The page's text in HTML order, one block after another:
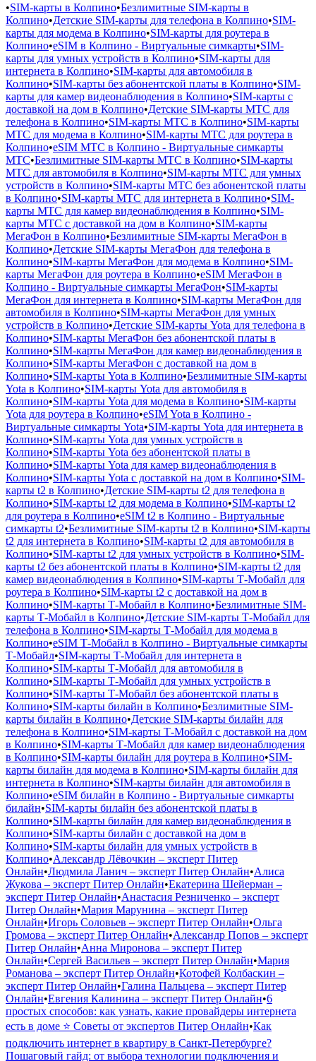
•SIM-карты в Колпино•Безлимитные SIM-карты в
Колпино•Детские SIM-карты для телефона в Колпино•SIM-
карты для модема в Колпино•SIM-карты для роутера в
Колпино•eSIM в Колпино - Виртуальные симкарты•SIM-
карты для умных устройств в Колпино•SIM-карты для
интернета в Колпино•SIM-карты для автомобиля в
Колпино•SIM-карты без абонентской платы в Колпино•SIM-
карты для камер видеонаблюдения в Колпино•SIM-карты с
доставкой на дом в Колпино•Детские SIM-карты МТС для
телефона в Колпино•SIM-карты МТС в Колпино•SIM-карты
МТС для модема в Колпино•SIM-карты МТС для роутера в
Колпино•eSIM МТС в Колпино - Виртуальные симкарты
МТС•Безлимитные SIM-карты МТС в Колпино•SIM-карты
МТС для автомобиля в Колпино•SIM-карты МТС для умных
устройств в Колпино•SIM-карты МТС без абонентской платы
в Колпино•SIM-карты МТС для интернета в Колпино•SIM-
карты МТС для камер видеонаблюдения в Колпино•SIM-
карты МТС с доставкой на дом в Колпино•SIM-карты
МегаФон в Колпино•Безлимитные SIM-карты МегаФон в
Колпино•Детские SIM-карты МегаФон для телефона в
Колпино•SIM-карты МегаФон для модема в Колпино•SIM-
карты МегаФон для роутера в Колпино•eSIM МегаФон в
Колпино - Виртуальные симкарты МегаФон•SIM-карты
МегаФон для интернета в Колпино•SIM-карты МегаФон для
автомобиля в Колпино•SIM-карты МегаФон для умных
устройств в Колпино•Детские SIM-карты Yota для телефона в
Колпино•SIM-карты МегаФон без абонентской платы в
Колпино•SIM-карты МегаФон для камер видеонаблюдения в
Колпино•SIM-карты МегаФон с доставкой на дом в
Колпино•SIM-карты Yota в Колпино•Безлимитные SIM-карты
Yota в Колпино•SIM-карты Yota для автомобиля в
Колпино•SIM-карты Yota для модема в Колпино•SIM-карты
Yota для роутера в Колпино•eSIM Yota в Колпино -
Виртуальные симкарты Yota•SIM-карты Yota для интернета в
Колпино•SIM-карты Yota для умных устройств в
Колпино•SIM-карты Yota без абонентской платы в
Колпино•SIM-карты Yota для камер видеонаблюдения в
Колпино•SIM-карты Yota с доставкой на дом в Колпино•SIM-
карты t2 в Колпино•Детские SIM-карты t2 для телефона в
Колпино•SIM-карты t2 для модема в Колпино•SIM-карты t2
для роутера в Колпино•eSIM t2 в Колпино - Виртуальные
симкарты t2•Безлимитные SIM-карты t2 в Колпино•SIM-карты
t2 для интернета в Колпино•SIM-карты t2 для автомобиля в
Колпино•SIM-карты t2 для умных устройств в Колпино•SIM-
карты t2 без абонентской платы в Колпино•SIM-карты t2 для
камер видеонаблюдения в Колпино•SIM-карты Т‑Мобайл для
роутера в Колпино•SIM-карты t2 с доставкой на дом в
Колпино•SIM-карты Т‑Мобайл в Колпино•Безлимитные SIM-
карты Т‑Мобайл в Колпино•Детские SIM-карты Т‑Мобайл для
телефона в Колпино•SIM-карты Т‑Мобайл для модема в
Колпино•eSIM Т‑Мобайл в Колпино - Виртуальные симкарты
Т‑Мобайл•SIM-карты Т‑Мобайл для интернета в
Колпино•SIM-карты Т‑Мобайл для автомобиля в
Колпино•SIM-карты Т‑Мобайл для умных устройств в
Колпино•SIM-карты Т‑Мобайл без абонентской платы в
Колпино•SIM-карты билайн в Колпино•Безлимитные SIM-
карты билайн в Колпино•Детские SIM-карты билайн для
телефона в Колпино•SIM-карты Т‑Мобайл с доставкой на дом
в Колпино•SIM-карты Т‑Мобайл для камер видеонаблюдения
в Колпино•SIM-карты билайн для роутера в Колпино•SIM-
карты билайн для модема в Колпино•SIM-карты билайн для
интернета в Колпино•SIM-карты билайн для автомобиля в
Колпино•eSIM билайн в Колпино - Виртуальные симкарты
билайн•SIM-карты билайн без абонентской платы в
Колпино•SIM-карты билайн для камер видеонаблюдения в
Колпино•SIM-карты билайн с доставкой на дом в
Колпино•SIM-карты билайн для умных устройств в
Колпино•Александр Лёвочкин – эксперт Питер
Онлайн•Людмила Ланич – эксперт Питер Онлайн•Алиса
Жукова – эксперт Питер Онлайн•Екатерина Шейерман –
эксперт Питер Онлайн•Анастасия Резниченко – эксперт
Питер Онлайн•Мария Марунина – эксперт Питер
Онлайн•Игорь Соловьев – эксперт Питер Онлайн•Ольга
Громова – эксперт Питер Онлайн•Александр Попов – эксперт
Питер Онлайн•Анна Миронова – эксперт Питер
Онлайн•Сергей Васильев – эксперт Питер Онлайн•Мария
Романова – эксперт Питер Онлайн•Котофей Колбаскин –
эксперт Питер Онлайн•Галина Пальцева – эксперт Питер
Онлайн•Евгения Калинина – эксперт Питер Онлайн•6
простых способов: как узнать, какие провайдеры интернета
есть в доме ⭐ Советы от экспертов Питер Онлайн•Как
подключить интернет в квартиру в Санкт-Петербурге?
Пошаговый гайд: от выбора технологии подключения и